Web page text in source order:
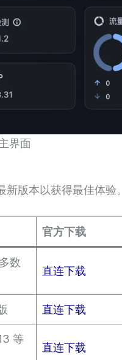
界面
版本以获得最佳体验。
官方下载
数
直连下载
直连下载
等
直连下载